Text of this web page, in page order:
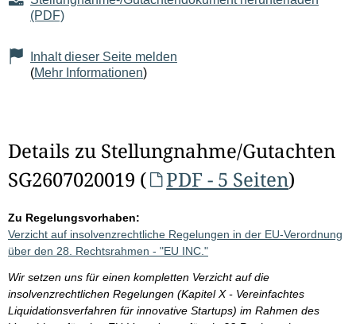
(PDF)
Inhalt dieser Seite melden
(Mehr Informationen)
Details zu Stellungnahme/Gutachten
SG2607020019 (
PDF - 5 Seiten)
Zu Regelungsvorhaben:
Verzicht auf insolvenzrechtliche Regelungen in der EU-Verordnung
über den 28. Rechtsrahmen - "EU INC."
Wir setzen uns für einen kompletten Verzicht auf die
insolvenzrechtlichen Regelungen (Kapitel X - Vereinfachtes
Liquidationsverfahren für innovative Startups) im Rahmen des